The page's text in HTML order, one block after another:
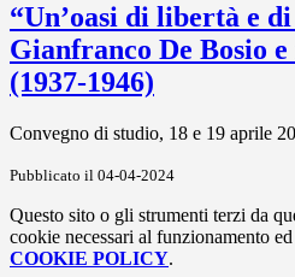
“Un’oasi di libertà e
Gianfranco De Bosio
(1937-1946)
Convegno di studio, 18 e 19 aprile
Pubblicato il 04-04-2024
Questo sito o gli strumenti terzi da
cookie necessari al funzionamento
COOKIE POLICY.